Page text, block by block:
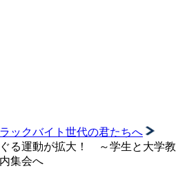
ックバイト世代の君たちへ
る運動が拡大！ ～学生と大学教
集会へ